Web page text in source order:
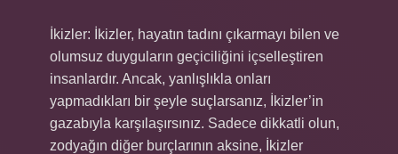
İkizler: İkizler, hayatın tadını çıkarmayı bilen ve
olumsuz duyguların geçiciliğini içselleştiren
insanlardır. Ancak, yanlışlıkla onları
yapmadıkları bir şeyle suçlarsanız, İkizler’in
gazabıyla karşılaşırsınız. Sadece dikkatli olun,
zodyağın diğer burçlarının aksine, İkizler